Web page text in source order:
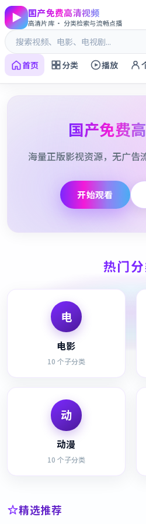
国产免费高清视频
高清片库 · 分类检索与流畅点播
首页 分类 播放
国产免费
海量正版影视资源，无广告
开始观看
热门
电
电影
10 个子分类
动
动漫
10 个子分类
精选推荐